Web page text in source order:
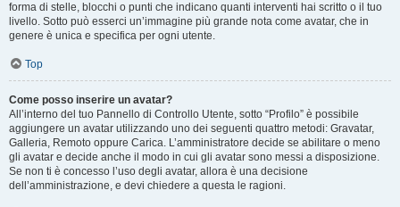
forma di stelle, blocchi o punti che indicano quanti interventi hai scritto o il tuo
livello. Sotto può esserci un’immagine più grande nota come avatar, che in
genere è unica e specifica per ogni utente.
Top
Come posso inserire un avatar?
All’interno del tuo Pannello di Controllo Utente, sotto “Profilo” è possibile
aggiungere un avatar utilizzando uno dei seguenti quattro metodi: Gravatar,
Galleria, Remoto oppure Carica. L’amministratore decide se abilitare o meno
gli avatar e decide anche il modo in cui gli avatar sono messi a disposizione.
Se non ti è concesso l’uso degli avatar, allora è una decisione
dell’amministrazione, e devi chiedere a questa le ragioni.